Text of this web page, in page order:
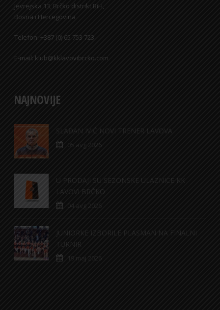
Jevrejska 13, Brčko distrikt BiH,
Bosna i Hercegovina
Telefon: +387 (0) 65 753 723
E-mail: klub@kklavovibrcko.com
NAJNOVIJE
SLAĐAN IVIĆ NOVI TRENER LAVOVA
05 avg 2026
U PRODAJI SU SEZONSKE ULAZNICE KK
LAVOVI BRČKO
04 avg 2026
JUNIORKE IZBORILE PLASMAN NA FINALNI
TURNIR
19 maj 2026